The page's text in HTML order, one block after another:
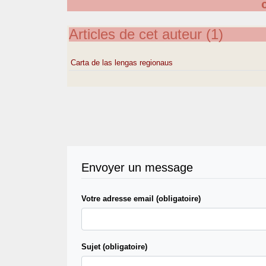
Articles de cet auteur (1)
Carta de las lengas regionaus
Envoyer un message
Votre adresse email (obligatoire)
Sujet (obligatoire)